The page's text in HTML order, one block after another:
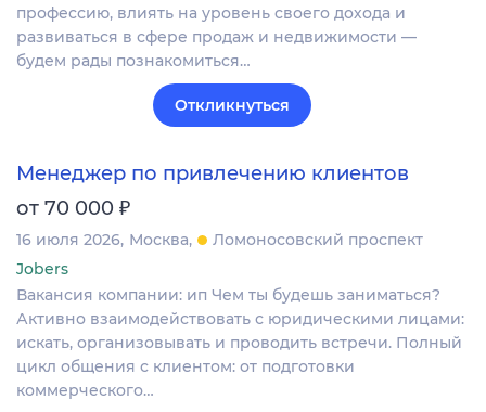
профессию, влиять на уровень своего дохода и
развиваться в сфере продаж и недвижимости —
будем рады познакомиться…
Откликнуться
Менеджер по привлечению клиентов
от 70 000 ₽
16 июля 2026 Москва
Ломоносовский проспект
Jobers
Вакансия компании: ип Чем ты будешь заниматься?
Активно взаимодействовать с юридическими лицами:
искать, организовывать и проводить встречи. Полный
цикл общения с клиентом: от подготовки
коммерческого…